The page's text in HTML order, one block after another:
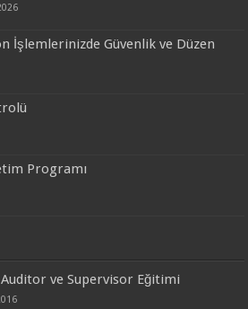
İşlemlerinizde Güvenlik ve Düzen
Programı
ve Supervisor Eğitimi